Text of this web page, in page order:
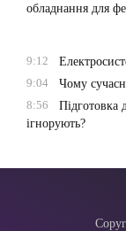
обладнання для
9:12
9:04
Чому
8:56
Підготовка
ігнорують?